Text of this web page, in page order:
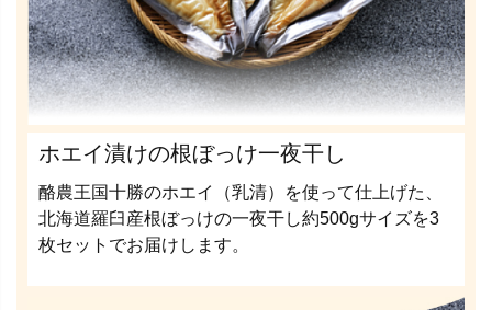
ホエイ漬けの根ぼっけ一夜干し
酪農王国十勝のホエイ（乳清）を使って仕上げた、
北海道羅臼産根ぼっけの一夜干し約500gサイズを3
枚セットでお届けします。